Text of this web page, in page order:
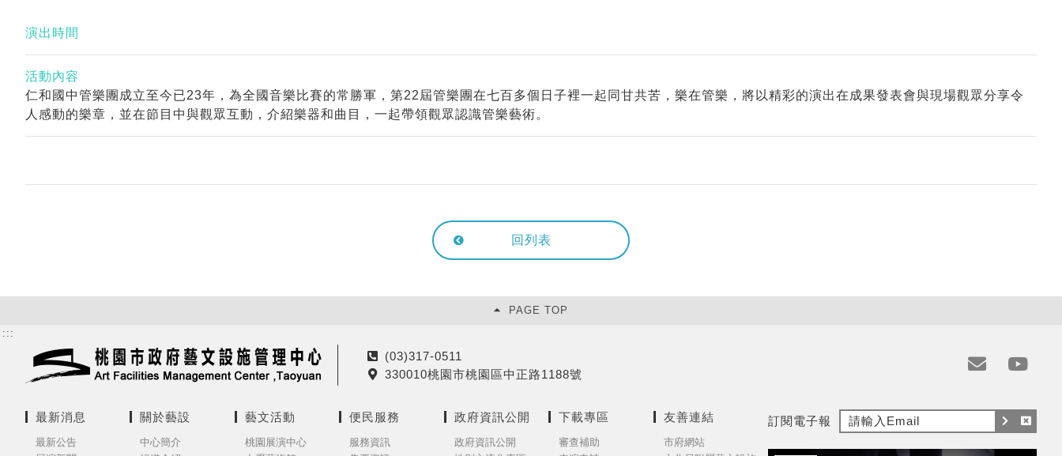
演出時間
活動內容
仁和國中管樂團成立至今已23年，為全國音樂比賽的常勝軍，第22屆管樂團在七百多個日子裡一起同甘共苦，樂在管樂，將以精彩的演出在成果發表會與現場觀眾分享令
人感動的樂章，並在節目中與觀眾互動，介紹樂器和曲目，一起帶領觀眾認識管樂藝術。
回列表
PAGE TOP
:::
電
話
(03)317-0511
地
330010桃園市桃園區中正路1188號
m
a
i
t
最新消息
最新公告
關於藝設
中心簡介
藝文活動
桃園展演中心
便民服務
服務資訊
政府資訊公開
政府資訊公開
下載專區
審查補助
友善連結
市府網站
訂閱電子報
訂
取